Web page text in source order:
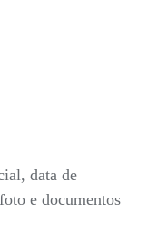
data de
e documentos